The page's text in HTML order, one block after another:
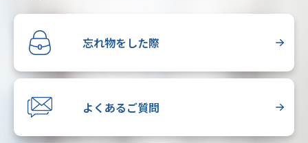
忘れ物をした際
よくあるご質問